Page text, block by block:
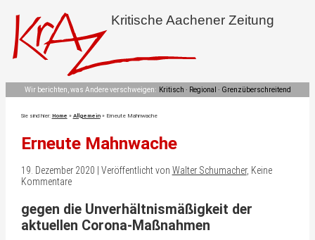
Kritische Aachener Zeitung
Wir berichten, was Andere verschweigen: Kritisch · Regional · Grenzüberschreitend
Sie sind hier: Home » Allgemein» Erneute Mahnwache
Erneute Mahnwache
19. Dezember 2020 | Veröffentlicht von Walter Schumacher, Keine
Kommentare
gegen die Unverhältnismäßigkeit der
aktuellen Corona-Maßnahmen